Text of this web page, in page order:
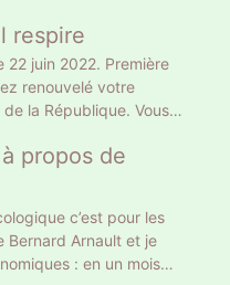
respire
22 juin 2022. Première
renouvelé votre
la République. Vous
mensonge. Le 10 avril
des suffrages exprimés
5 a approuvé son
ans et allocataires du
autre chose, vous ? Le
Macron, le double.
propos de
c’est pour les
Bernard Arnault et je
: en un mois